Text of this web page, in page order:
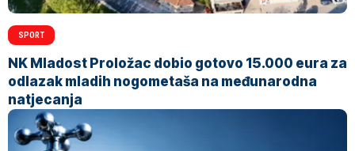
SPORT
NK Mladost Proložac dobio gotovo 15.000 eura za
odlazak mladih nogometaša na međunarodna
natjecanja